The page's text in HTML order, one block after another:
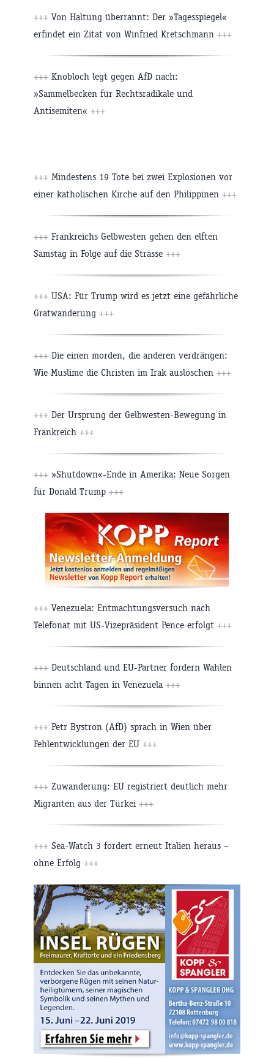
+++ Von Haltung überrannt: Der »Tagesspiegel«
erfindet ein Zitat von Winfried Kretschmann +++
+++ Knobloch legt gegen AfD nach:
»Sammelbecken für Rechtsradikale und
Antisemiten« +++
+++ Mindestens 19 Tote bei zwei Explosionen vor
einer katholischen Kirche auf den Philippinen +++
+++ Frankreichs Gelbwesten gehen den elften
Samstag in Folge auf die Strasse +++
+++ USA: Für Trump wird es jetzt eine gefährliche
Gratwanderung +++
+++ Die einen morden, die anderen verdrängen:
Wie Muslime die Christen im Irak auslöschen +++
+++ Der Ursprung der Gelbwesten-Bewegung in
Frankreich +++
+++ »Shutdown«-Ende in Amerika: Neue Sorgen
für Donald Trump +++
+++ Venezuela: Entmachtungsversuch nach
Telefonat mit US-Vizepräsident Pence erfolgt +++
+++ Deutschland und EU-Partner fordern Wahlen
binnen acht Tagen in Venezuela +++
+++ Petr Bystron (AfD) sprach in Wien über
Fehlentwicklungen der EU +++
+++ Zuwanderung: EU registriert deutlich mehr
Migranten aus der Türkei +++
+++ Sea-Watch 3 fordert erneut Italien heraus –
ohne Erfolg +++